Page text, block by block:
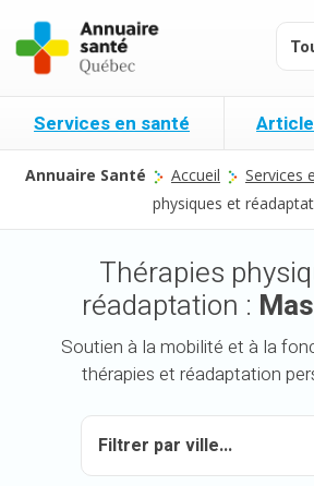
Services en santé
Annuaire Santé Accueil Services
physiques et
Thérapies
réadaptation :
Soutien à la mobilité et à la
thérapies et réadaptation